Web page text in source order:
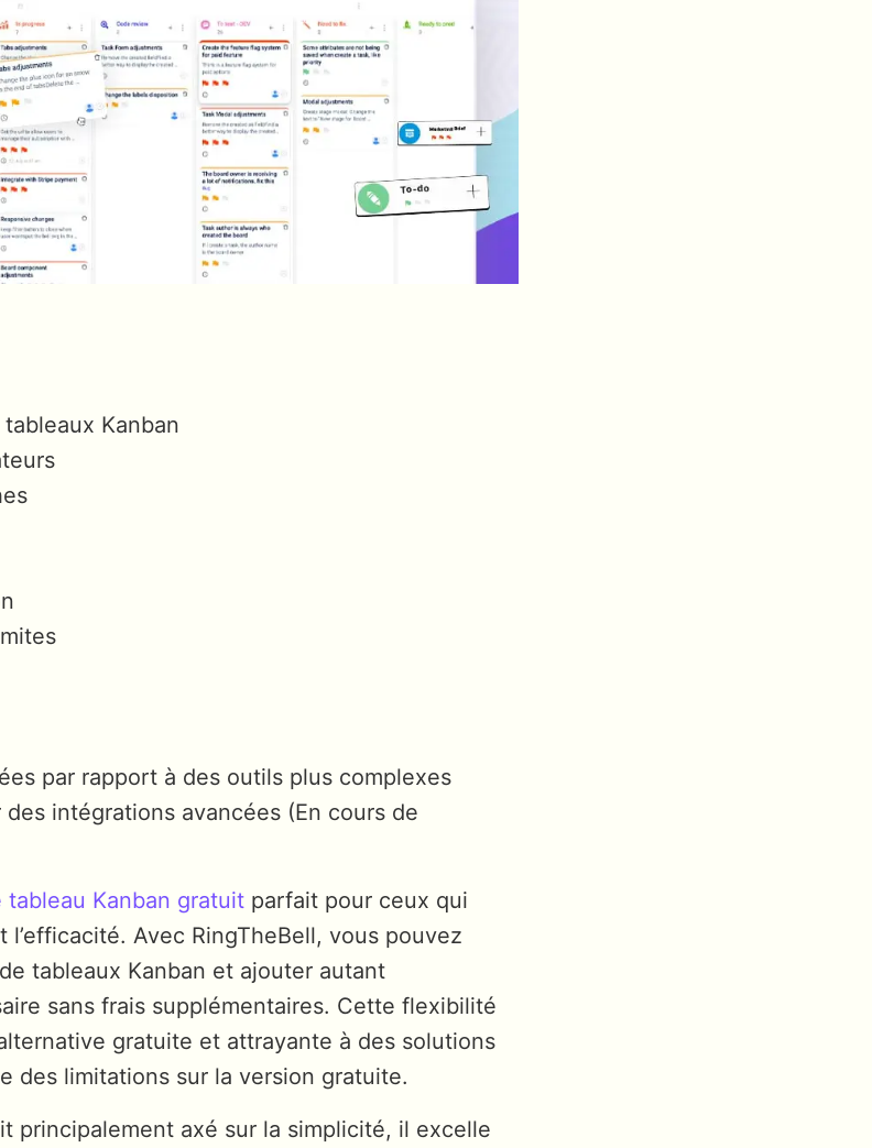
Kanban
par rapport à des outils plus complexes
intégrations avancées (En cours de
tableau Kanban gratuit parfait pour ceux qui
Avec RingTheBell, vous pouvez
tableaux Kanban et ajouter autant
sans frais supplémentaires. Cette flexibilité
gratuite et attrayante à des solutions
des limitations sur la version gratuite.
principalement axé sur la simplicité, il excelle